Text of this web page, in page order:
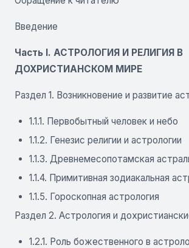
Введение
Часть I. АСТРОЛОГИЯ И РЕЛИГИЯ В
ДОХРИСТИАНСКОМ МИРЕ
Раздел 1. Возникновение и развитие
1.1.1. Первобытный человек и небо
1.1.2. Генезис религии и астрологии
1.1.3. Древнемесопотамская
1.1.4. Примитивная зодиакальная
1.1.5. Гороскопная астрология
Раздел 2. Астрология и
1.2.1. Роль божественного в